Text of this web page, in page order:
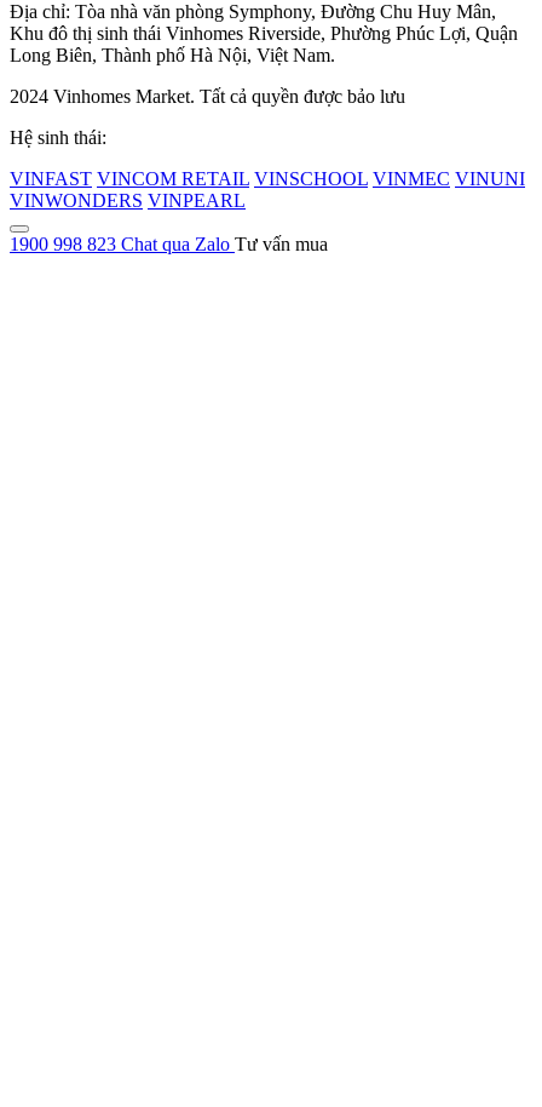
Địa chỉ: Tòa nhà văn phòng Symphony, Đường Chu Huy Mân,
Khu đô thị sinh thái Vinhomes Riverside, Phường Phúc Lợi, Quận
Long Biên, Thành phố Hà Nội, Việt Nam.
2024 Vinhomes Market. Tất cả quyền được bảo lưu
Hệ sinh thái:
VINFAST VINCOM RETAIL VINSCHOOL VINMEC VINUNI
VINWONDERS VINPEARL
1900 998 823 Chat qua Zalo Tư vấn mua